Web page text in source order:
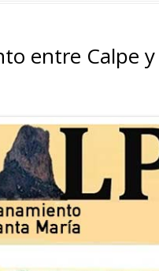
entre Calpe y